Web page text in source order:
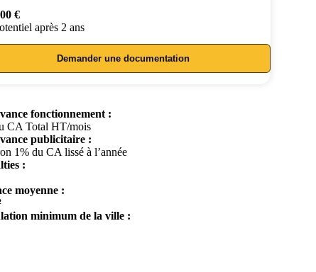
€
après 2 ans
Demander une documentation
fonctionnement :
CA Total HT/mois
publicitaire :
1% du CA lissé à l’année
:
moyenne :
minimum de la ville :